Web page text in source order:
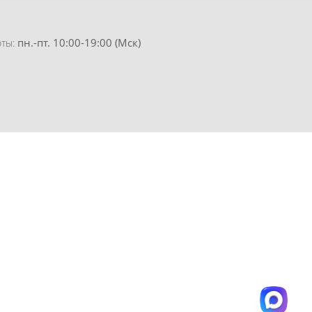
пн.-пт. 10:00-19:00 (Мск)